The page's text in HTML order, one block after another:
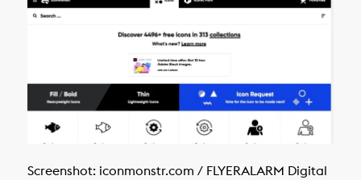
Screenshot: iconmonstr.com / FLYERALARM Digital